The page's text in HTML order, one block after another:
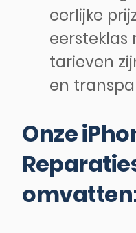
eerlijke
eersteklas
tarieven
en
Onze